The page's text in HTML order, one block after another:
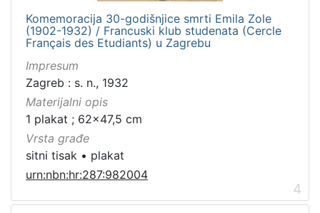
Komemoracija 30-godišnjice smrti Emila Zole
(1902-1932) / Francuski klub studenata (Cercle
Français des Etudiants) u Zagrebu
Impresum
Zagreb : s. n., 1932
Materijalni opis
1 plakat ; 62x47,5 cm
Vrsta građe
sitni tisak • plakat
urn:nbn:hr:287:982004
4